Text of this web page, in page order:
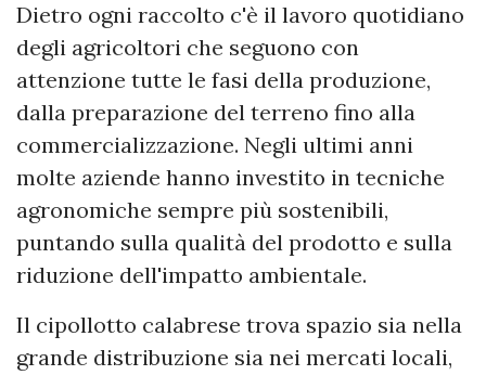
Dietro ogni raccolto c'è il lavoro quotidiano
degli agricoltori che seguono con
attenzione tutte le fasi della produzione,
dalla preparazione del terreno fino alla
commercializzazione. Negli ultimi anni
molte aziende hanno investito in tecniche
agronomiche sempre più sostenibili,
puntando sulla qualità del prodotto e sulla
riduzione dell'impatto ambientale.
Il cipollotto calabrese trova spazio sia nella
grande distribuzione sia nei mercati locali,